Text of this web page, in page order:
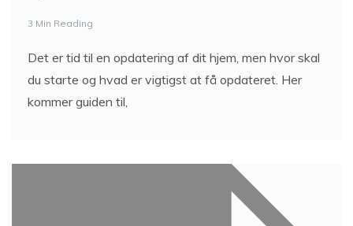
3 Min Reading
Det er tid til en opdatering af dit hjem, men hvor skal
du starte og hvad er vigtigst at få opdateret. Her
kommer guiden til,